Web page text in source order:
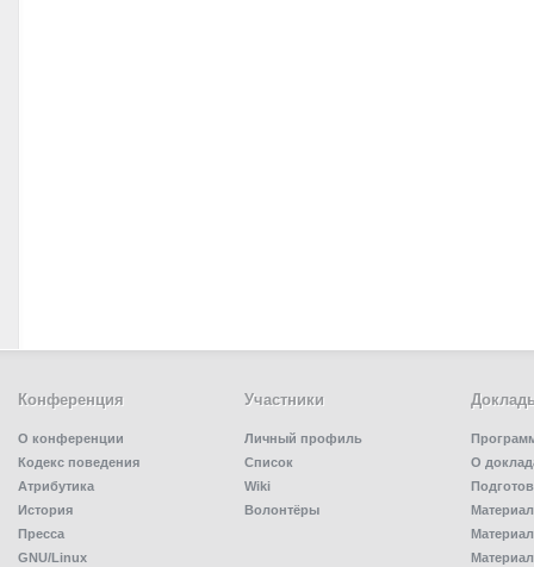
Конференция
О конференции
Кодекс поведения
Атрибутика
История
Пресса
GNU/Linux
Участники
Личный профиль
Список
Wiki
Волонтёры
О